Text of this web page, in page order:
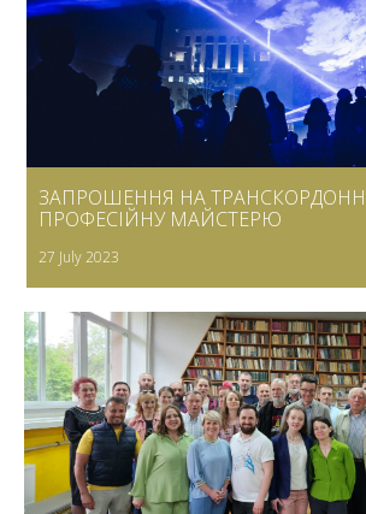
ЗАПРОШЕННЯ НА
ПРОФЕСІЙНУ МАЙСТЕРЮ
27 July 2023